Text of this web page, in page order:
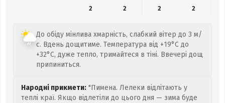
2
2 2 2
До обіду мінлива хмарність, слабкий вітер до 3 м/
с. Вдень дощитиме. Температура від +19°C до
+32°C, дуже тепло, тримайтеся в тіні. Ввечері дощ
припиниться.
Народні прикмети: "Пимена. Лелеки відлітають у
теплі краї. Якщо відлетіли до цього дня — зима буде